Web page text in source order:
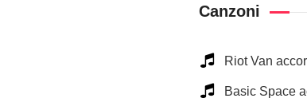
Canzoni
Riot Van
Basic Space